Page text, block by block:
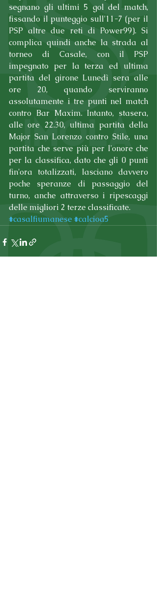
segnano gli ultimi 5 gol del match,
fissando il punteggio sull'11-7 (per il
PSP altre due reti di Power99). Si
complica quindi anche la strada al
torneo di Casale, con il PSP
impegnato per la terza ed ultima
partita del girone Lunedì sera alle
ore 20, quando serviranno
assolutamente i tre punti nel match
contro Bar Maxim. Intanto, stasera,
alle ore 22.30, ultima partita della
Major San Lorenzo contro Stile, una
partita che serve più per l'onore che
per la classifica, dato che gli 0 punti
fin'ora totalizzati, lasciano davvero
poche speranze di passaggio del
turno, anche attraverso i ripescaggi
delle migliori 2 terze classificate.
#casalfiumanese #calcioa5